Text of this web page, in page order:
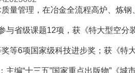
量管理，在冶金全流程高炉、炼
与省级课题12项，获《特大型空
等6项国家级科技进步奖；获《特
主编“十三五”国家重点出版物”《